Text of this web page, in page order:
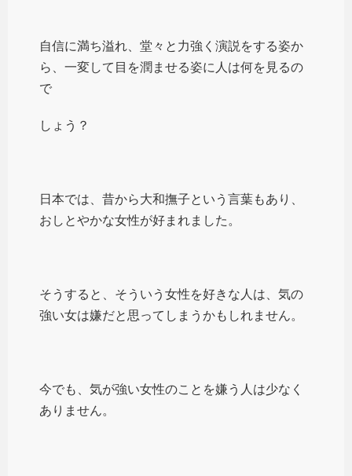
自信に満ち溢れ、堂々と力強く演説をする姿か
ら、一変して目を潤ませる姿に人は何を見るの
で
しょう？
日本では、昔から大和撫子という言葉もあり、
おしとやかな女性が好まれました。
そうすると、そういう女性を好きな人は、気の
強い女は嫌だと思ってしまうかもしれません。
今でも、気が強い女性のことを嫌う人は少なく
ありません。